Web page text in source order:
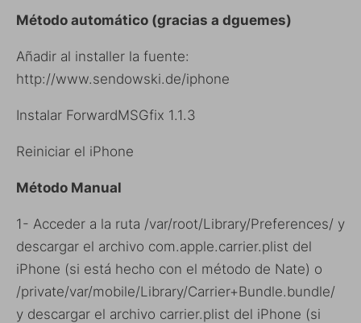
Método automático (gracias a dguemes)
Añadir al installer la fuente:
http://www.sendowski.de/iphone
Instalar ForwardMSGfix 1.1.3
Reiniciar el iPhone
Método Manual
1- Acceder a la ruta /var/root/Library/Preferences/ y
descargar el archivo com.apple.carrier.plist del
iPhone (si está hecho con el método de Nate) o
/private/var/mobile/Library/Carrier+Bundle.bundle/
y descargar el archivo carrier.plist del iPhone (si